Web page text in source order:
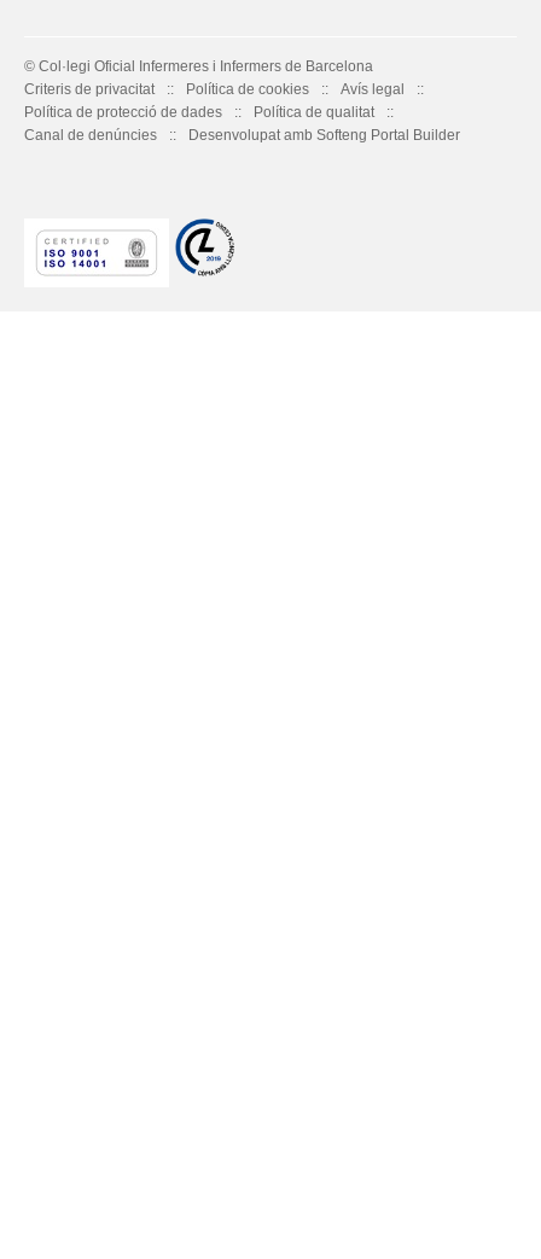
© Col·legi Oficial Infermeres i Infermers de Barcelona
Criteris de privacitat
Política de cookies
Avís legal
Política de protecció de dades
Política de qualitat
Canal de denúncies
Desenvolupat amb Softeng Portal Builder